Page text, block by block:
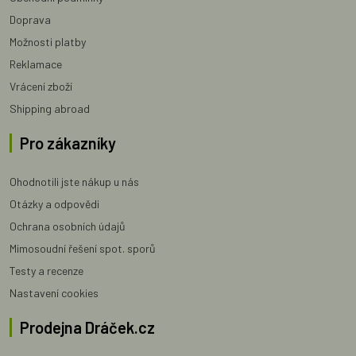
Doprava
Možnosti platby
Reklamace
Vrácení zboží
Shipping abroad
Pro zákazníky
Ohodnotili jste nákup u nás
Otázky a odpovědi
Ochrana osobních údajů
Mimosoudní řešení spot. sporů
Testy a recenze
Nastavení cookies
Prodejna Dráček.cz